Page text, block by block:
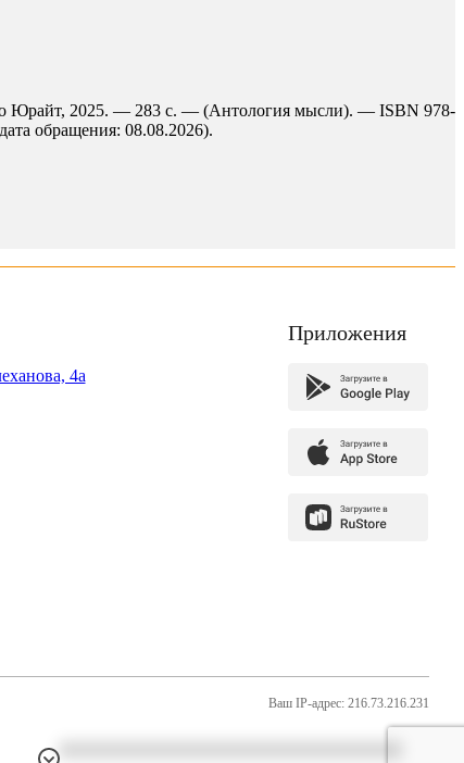
Юрайт, 2025. — 283 с. — (Антология мысли). — ISBN 978-
обращения: 08.08.2026).
4а
Приложения
Ваш IP-адрес: 216.73.216.231